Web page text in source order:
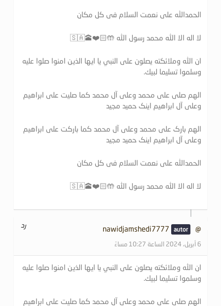
الحمدالله علی نعمت السلام فی کل مکان
لا اله الا الله محمد رسول الله 🤲🏻❤️🕋🇸🇦
ان الله وملائكته يصلون على النبي يا ايها الذين امنوا صلوا عليه
وسلموا تسليما لبيك.
الهم صلی علی محمد وعلی آل محمد کما صلیت علی ابراهیم
وعلی آل ابراهیم اینک حمید مجید
الهم بارک علی محمد وعلی آل محمد کما بارکت علی ابراهیم
وعلی آل ابراهیم اینک حمید مجید
الحمدالله علی نعمت السلام فی کل مکان
لا اله الا الله محمد رسول الله 🤲🏻❤️🕋🇸🇦
@nawidjamshedi7777
6 أبريل، 2024 الساعة 10:27 مساءً
رد
ان الله وملائكته يصلون على النبي يا ايها الذين امنوا صلوا عليه
وسلموا تسليما لبيك.
الهم صلی علی محمد وعلی آل محمد کما صلیت علی ابراهیم